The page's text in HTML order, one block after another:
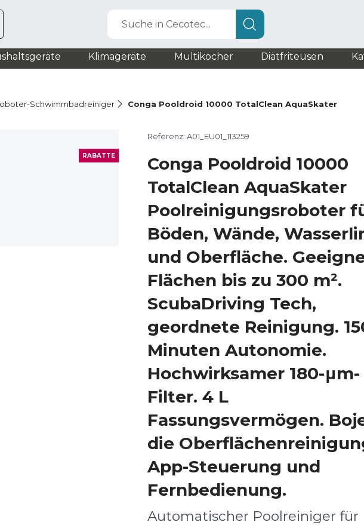
Suche in Cecotec...
Klimageräte Multikocher Diätfriteusen
Schwimmbadreiniger Conga Pooldroid 10000 TotalClean AquaSkater
RABATTE
Referenz: A01_EU01_113259
Conga Pooldroid 10000
TotalClean AquaSkater
Poolreinigungsroboter
Böden, Wände,
und Oberfläche.
Flächen bis zu 300 m².
ScubaDriving Tech,
geordnete Reinigung.
Minuten Autonomie.
Hochwirksamer 180-μm-
Filter. 4 L
Fassungsvermögen.
die
App-Steuerung und
Fernbedienung.
Automatischer Poolreiniger für